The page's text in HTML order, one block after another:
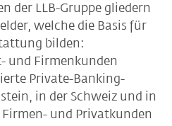
der LLB-Gruppe gliedern
welche die Basis für
bilden:
und Firmenkunden
Private-Banking-
in der Schweiz und in
und Privatkunden